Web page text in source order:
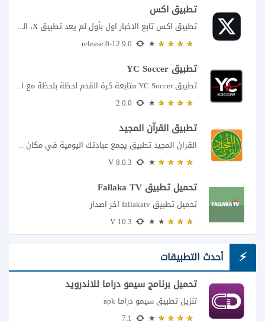
تطبيق اكس
تطبيق اكس تابع الاخبار اول بأول لم يعد تطبيق X، المعروف سابقا باسم تويتر،...
تطبيق YC Soccer
تطبيق YC Soccer متابعة كرة القدم لحظة بلحظة مع اقتراب مباراة مصر والأرجنتين في...
تطبيق القرآن المجيد
القران المجيد تطبيق يجمع عبادتك اليومية في مكان واحد إذا كنت تبحث عن تطبيق...
تحميل تطبيق Fallaka TV
تحميل تطبيق fallakatv اخر اصدار
أحدث التطبيقات
تحميل برنامج سيمو دراما للاندرويد
تنزيل تطبيق سيمو دراما apk